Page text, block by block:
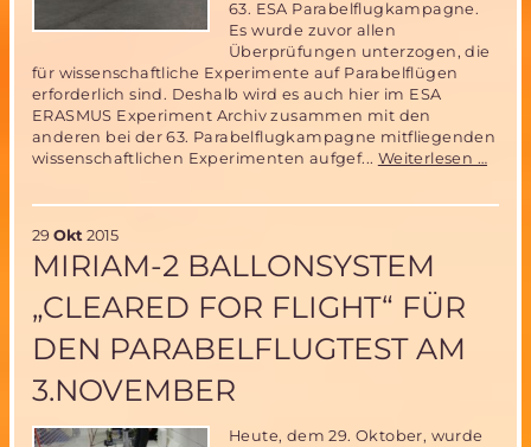
63. ESA Parabelflugkampagne.
Es wurde zuvor allen
Überprüfungen unterzogen, die
für wissenschaftliche Experimente auf Parabelflügen
erforderlich sind. Deshalb wird es auch hier im ESA
ERASMUS Experiment Archiv zusammen mit den
anderen bei der 63. Parabelflugkampagne mitfliegenden
wissenschaftlichen Experimenten aufgef... Weiterlesen …
29 Okt 2015
MIRIAM-2 BALLONSYSTEM
„CLEARED FOR FLIGHT“ FÜR
DEN PARABELFLUGTEST AM
3.NOVEMBER
Heute, dem 29. Oktober, wurde